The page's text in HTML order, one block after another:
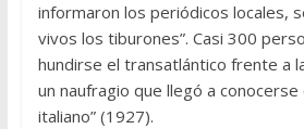
informaron los periódicos locales,
vivos los tiburones”. Casi 300
hundirse el transatlántico frente a
un naufragio que llegó a conocerse
italiano” (1927).